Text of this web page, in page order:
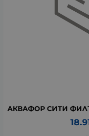
АКВАФОР СИТИ